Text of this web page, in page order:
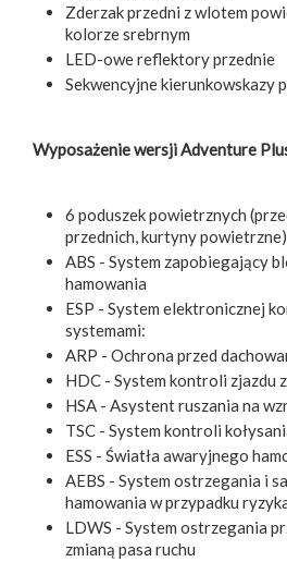
Zderzak przedni z wlotem
kolorze srebrnym
LED-owe reflektory przednie
Sekwencyjne kierunkowskazy
Wyposażenie wersji Adventure
6 poduszek powietrznych
przednich, kurtyny powietrzne)
ABS - System zapobiegający
hamowania
ESP - System elektronicznej
systemami:
ARP - Ochrona przed
HDC - System kontroli zjazdu
HSA - Asystent ruszania na
TSC - System kontroli
ESS - Światła awaryjnego
AEBS - System ostrzegania i
hamowania w przypadku
LDWS - System ostrzegania
zmianą pasa ruchu